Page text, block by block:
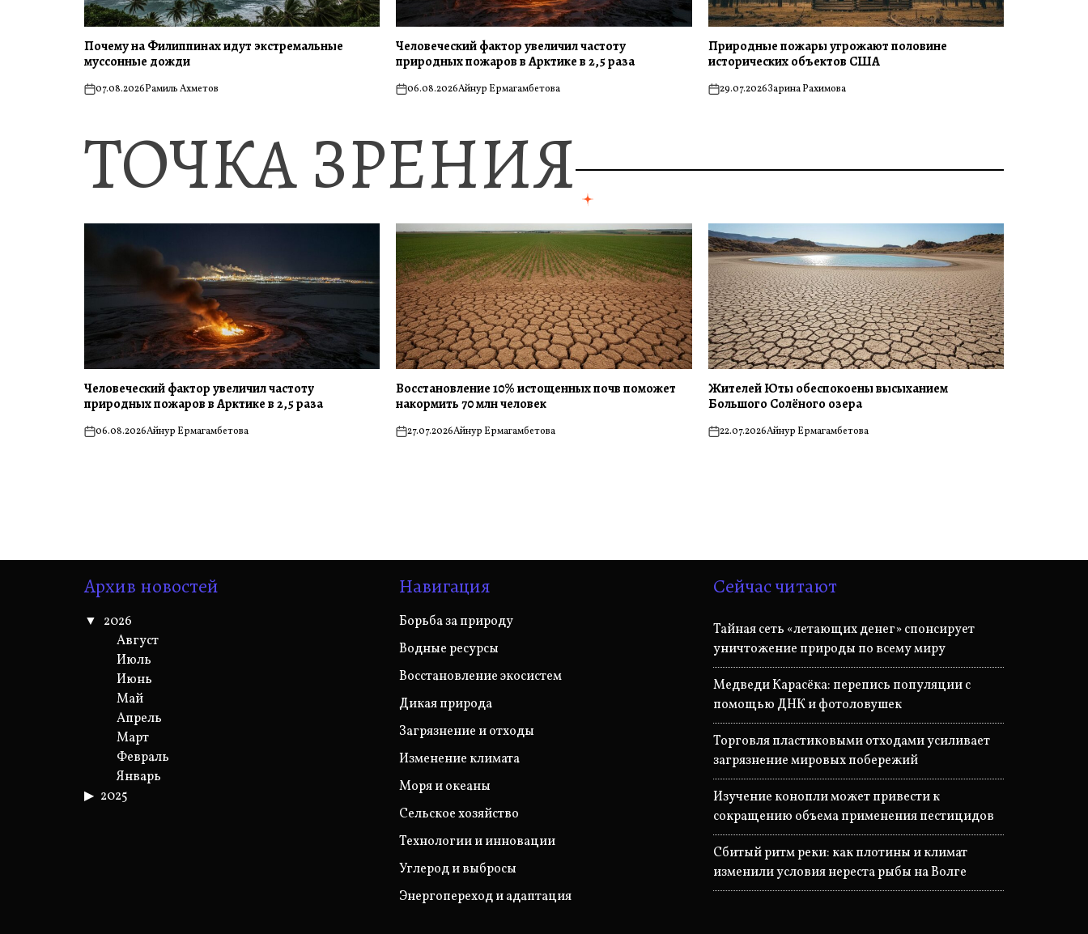
Почему на Филиппинах идут экстремальные
муссонные дожди
on07.08.2026Рамиль Ахметов
Человеческий фактор увеличил частоту
природных пожаров в Арктике в 2,5 раза
on06.08.2026Айнур Ермагамбетова
Природные пожары угрожают половине
исторических объектов США
on29.07.2026Зарина Рахимова
ТОЧКА ЗРЕНИЯ
Человеческий фактор увеличил частоту
природных пожаров в Арктике в 2,5 раза
on06.08.2026Айнур Ермагамбетова
Восстановление 10% истощенных почв поможет
накормить 70 млн человек
on27.07.2026Айнур Ермагамбетова
Жителей Юты обеспокоены высыханием
Большого Солёного озера
on22.07.2026Айнур Ермагамбетова
Архив новостей
2026
Август
Июль
Июнь
Май
Апрель
Март
Февраль
Январь
2025
Навигация
Борьба за природу
Водные ресурсы
Восстановление экосистем
Дикая природа
Загрязнение и отходы
Изменение климата
Моря и океаны
Сельское хозяйство
Технологии и инновации
Углерод и выбросы
Энергопереход и адаптация
Сейчас читают
Тайная сеть «летающих денег» спонсирует
уничтожение природы по всему миру
Медведи Карасёка: перепись популяции с
помощью ДНК и фотоловушек
Торговля пластиковыми отходами усиливает
загрязнение мировых побережий
Изучение конопли может привести к
сокращению объема применения пестицидов
Сбитый ритм реки: как плотины и климат
изменили условия нереста рыбы на Волге